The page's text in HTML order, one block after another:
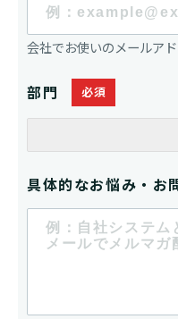
会社でお使いのメールア
部門
具体的なお悩み・お